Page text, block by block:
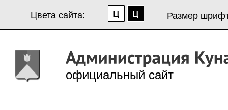
Цвета сайта: Размер
официальный сайт